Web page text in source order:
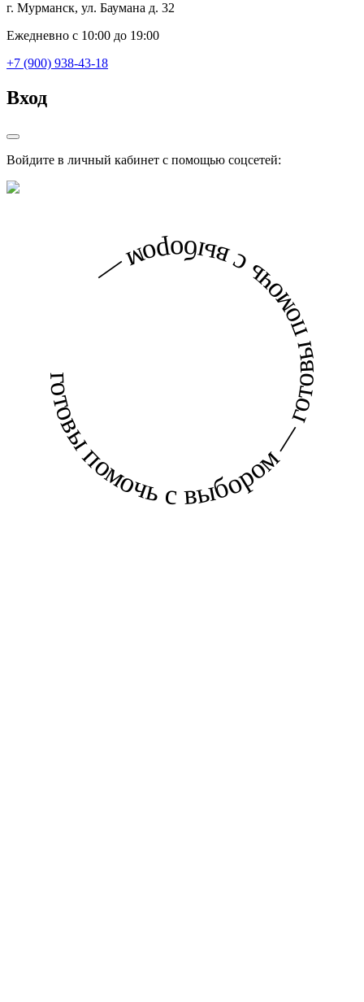
г. Мурманск, ул. Баумана д. 32
Ежедневно с 10:00 до 19:00
+7 (900) 938-43-18
Вход
Войдите в личный кабинет с помощью соцсетей:
готовы помочь с выбором — готовы помочь с выбором —